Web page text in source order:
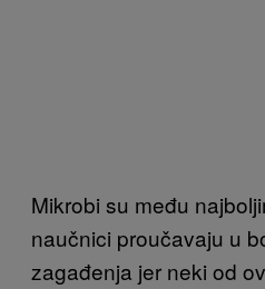
Mikrobi su među
naučnici proučavaju u
zagađenja jer neki od